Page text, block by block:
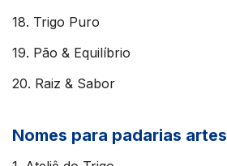
18. Trigo Puro
19. Pão & Equilíbrio
20. Raiz & Sabor
Nomes para padarias